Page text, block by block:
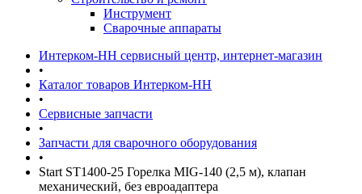
Инструмент
Сварочные аппараты
Интерком-НН сервисный центр, интернет-магазин
•
Каталог товаров Интерком-НН
•
Сервисные запчасти
•
Запчасти для сварочного оборудования
•
Start ST1400-25 Горелка MIG-140 (2,5 м), клапан
механический, без евроадаптера